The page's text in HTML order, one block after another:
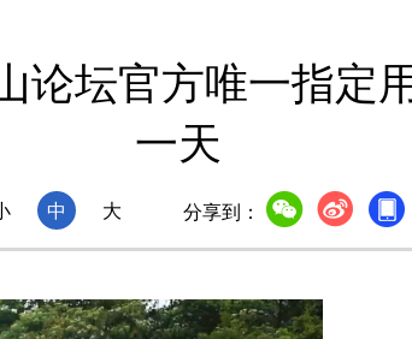
论坛官方唯一指定
一天
中 大 分享到：